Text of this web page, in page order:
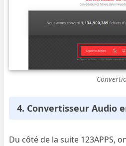
Convertio
4. Convertisseur Audio
Du côté de la suite 123APPS,